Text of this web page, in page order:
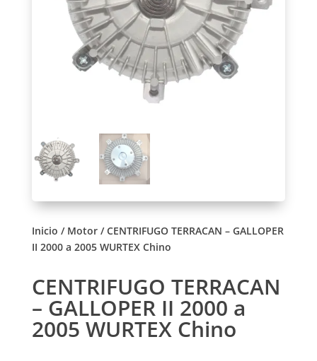
Inicio / Motor/ CENTRIFUGO TERRACAN – GALLOPER
II 2000 a 2005 WURTEX Chino
CENTRIFUGO TERRACAN
– GALLOPER II 2000 a
2005 WURTEX Chino